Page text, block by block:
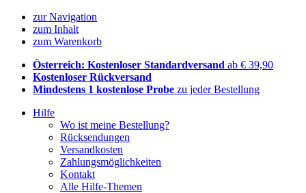
zur Navigation
zum Inhalt
zum Warenkorb
Österreich: Kostenloser Standardversand ab € 39,90
Kostenloser Rückversand
Mindestens 1 kostenlose Probe zu jeder Bestellung
Hilfe
Wo ist meine Bestellung?
Rücksendungen
Versandkosten
Zahlungsmöglichkeiten
Kontakt
Alle Hilfe-Themen